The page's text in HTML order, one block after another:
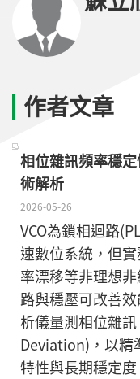
作者文章
相位雜訊頻率穩
術解析
2026-05-26
VCO為鎖相迴路
速數位系統，但
率漂移等非理想
路與穩壓可改善
析儀量測相位雜
Deviation)，以精
特性與長期穩定度